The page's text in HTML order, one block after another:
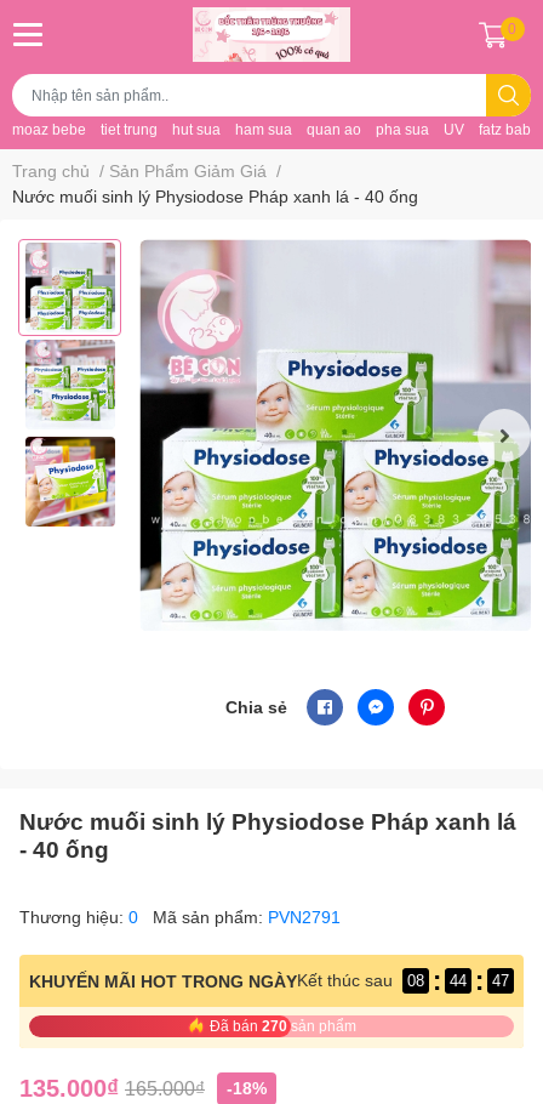
moaz bebe tiet trung hut sua ham sua quan ao pha sua UV fatz baby
0
Trang chủ / Sản Phẩm Giảm Giá /
Nước muối sinh lý Physiodose Pháp xanh lá - 40 ống
Chia sẻ
Nước muối sinh lý Physiodose Pháp xanh lá
- 40 ống
Thương hiệu: 0 Mã sản phẩm: PVN2791
KHUYẾN MÃI HOT TRONG NGÀYKết thúc sau 08 : 44 : 46
Đã bán 270sản phẩm
135.000₫ 165.000₫
-18%